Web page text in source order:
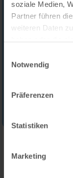
soziale Medien,
Partner führen
weiteren Daten
Notwendig
Präferenzen
Statistiken
Marketing